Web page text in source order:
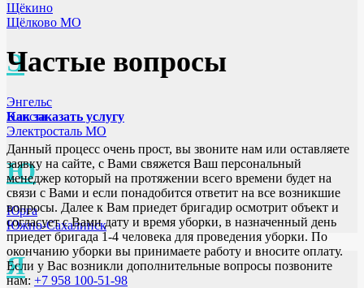
Щёкино
Щёлково МО
Э
Энгельс
Элиста
Электросталь МО
Ю
Юрга
Южно-Сахалинск
Я
Частые вопросы
Как заказать услугу
Данный процесс очень прост, вы звоните нам или оставляете
заявку на сайте, с Вами свяжется Ваш персональный
менеджер который на протяжении всего времени будет на
связи с Вами и если понадобится ответит на все возникшие
вопросы. Далее к Вам приедет бригадир осмотрит объект и
согласует с Вами дату и время уборки, в назначенный день
приедет бригада 1-4 человека для проведения уборки. По
окончанию уборки вы принимаете работу и вносите оплату.
Если у Вас возникли дополнительные вопросы позвоните
нам: +7 958 100-51-98